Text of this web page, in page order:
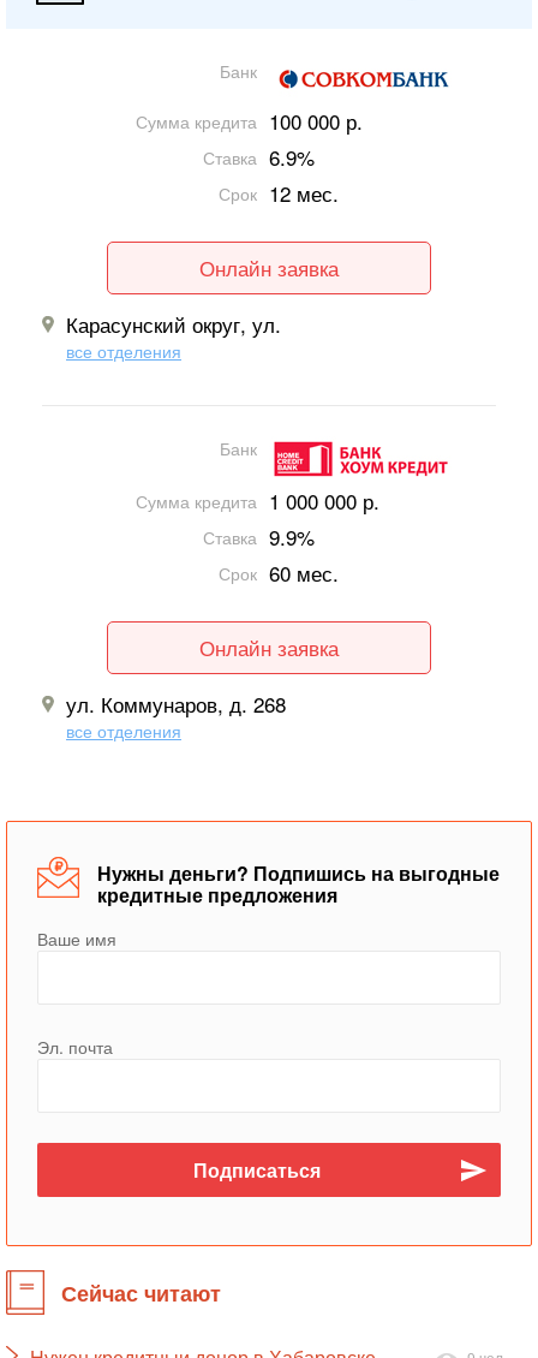
Банк
Сумма кредита 100 000 р.
Ставка 6.9%
Срок 12 мес.
Онлайн заявка
Карасунский округ, ул.
все отделения
Банк
Сумма кредита 1 000 000 р.
Ставка 9.9%
Срок 60 мес.
Онлайн заявка
ул. Коммунаров, д. 268
все отделения
Нужны деньги? Подпишись на выгодные
кредитные предложения
Ваше имя
Эл. почта
Сейчас читают